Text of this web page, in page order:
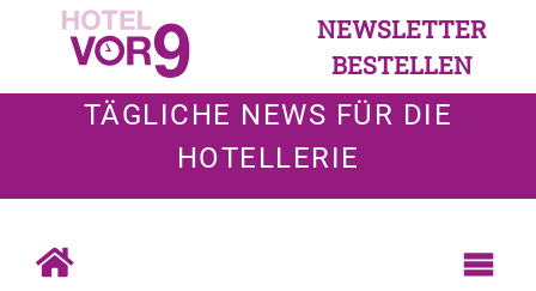
NEWSLETTER
BESTELLEN
TÄGLICHE NEWS FÜR DIE
HOTELLERIE